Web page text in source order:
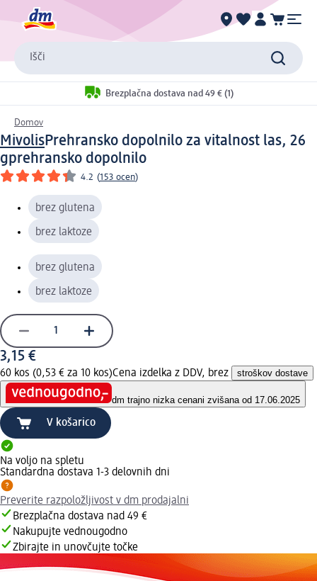
Išči
Brezplačna dostava nad 49 € (1)
Domov
MivolisPrehransko dopolnilo za vitalnost las, 26
gprehransko dopolnilo
4.2 (153 ocen)
brez glutena
brez laktoze
brez glutena
brez laktoze
3,15 €
60 kos (0,53 € za 10 kos)Cena izdelka z DDV, brez stroškov dostave
dm trajno nizka cenani zvišana od 17.06.2025
V košarico
Na voljo na spletu
Standardna dostava 1-3 delovnih dni
Preverite razpoložljivost v dm prodajalni
Brezplačna dostava nad 49 €
Nakupujte vednougodno
Zbirajte in unovčujte točke